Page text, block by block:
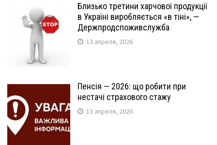
Близько третини харчової продукції
в Україні виробляється «в тіні», —
Держпродспоживслужба
13 апреля, 2026
Пенсія — 2026: що робити при
нестачі страхового стажу
13 апреля, 2026